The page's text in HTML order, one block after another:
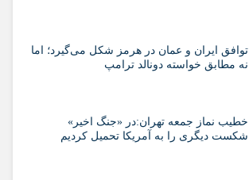
توافق ایران و عمان در هرمز شکل می‌گیرد؛ اما
نه مطابق خواسته دونالد ترامپ
خطیب نماز جمعه تهران:در «جنگ اخیر»
شکست دیگری را به آمریکا تحمیل کردیم